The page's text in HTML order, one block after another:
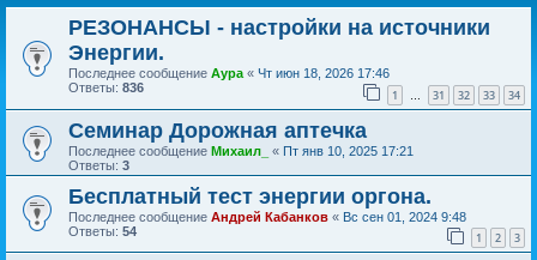
РЕЗОНАНСЫ - настройки на источники
Энергии.
Последнее сообщение Аура « Чт июн 18, 2026 17:46
Ответы: 836 1 … 31 32 33 34
Семинар Дорожная аптечка
Последнее сообщение Михаил_ « Пт янв 10, 2025 17:21
Ответы: 3
Бесплатный тест энергии оргона.
Последнее сообщение Андрей Кабанков « Вс сен 01, 2024 9:48
Ответы: 54 1 2 3